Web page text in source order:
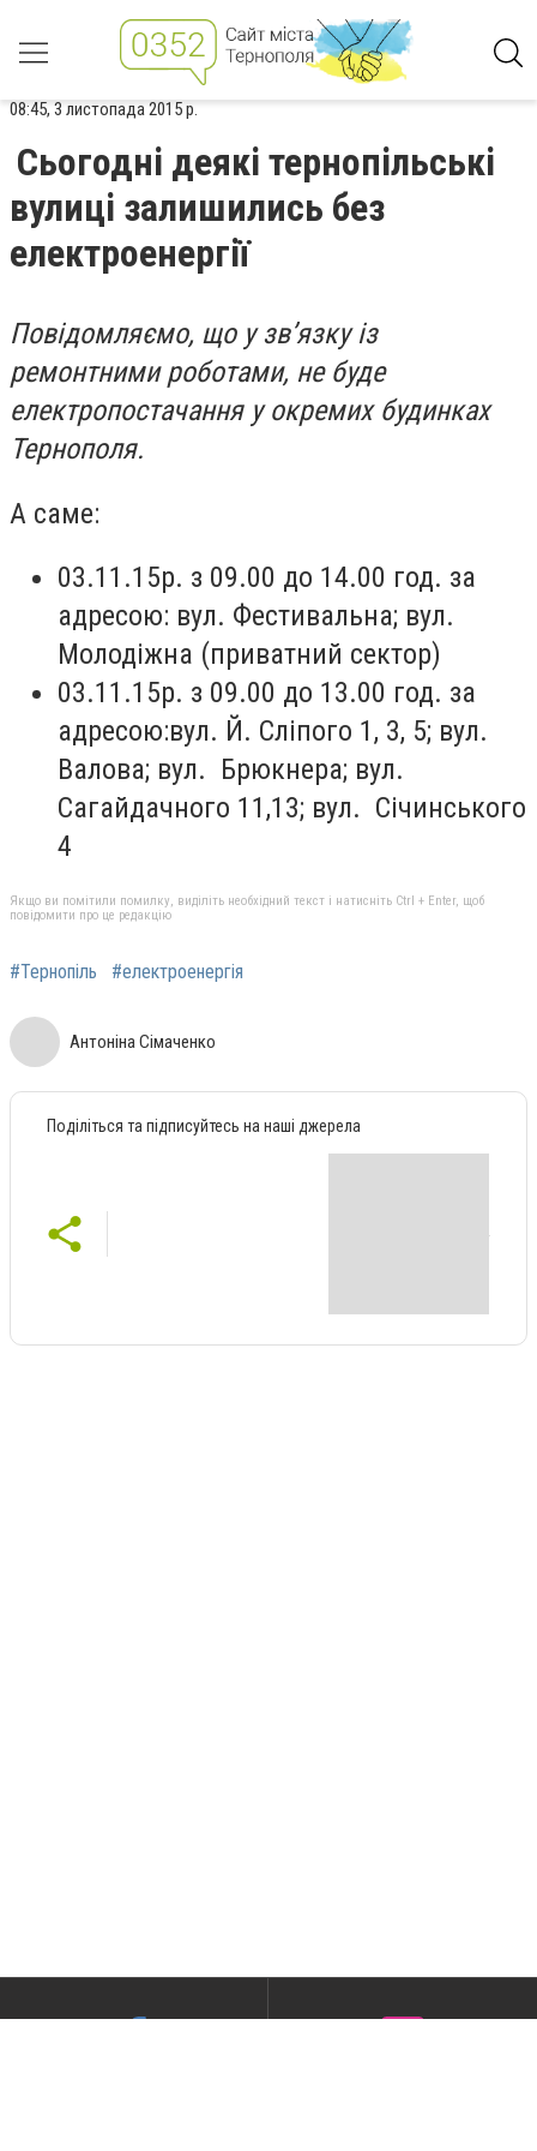
08:45, 3 листопада 2015 р.
Сьогодні деякі тернопільські
вулиці залишились без
електроенергії
Повідомляємо, що у зв’язку із
ремонтними роботами, не буде
електропостачання у окремих будинках
Тернополя.
А саме:
03.11.15р. з 09.00 до 14.00 год. за
адресою: вул. Фестивальна; вул.
Молодіжна (приватний сектор)
03.11.15р. з 09.00 до 13.00 год. за
адресою:вул. Й. Сліпого 1, 3, 5; вул.
Валова; вул. Брюкнера; вул.
Сагайдачного 11,13; вул. Січинського
4
Якщо ви помітили помилку, виділіть необхідний текст і натисніть Ctrl + Enter, щоб
повідомити про це редакцію
#Тернопіль #електроенергія
Антоніна Сімаченко
Поділіться та підписуйтесь на наші джерела